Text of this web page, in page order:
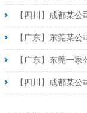
【四川】成都某公
【广东】东莞某公
【广东】东莞一家
【四川】成都某公